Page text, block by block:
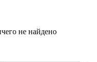
не найдено